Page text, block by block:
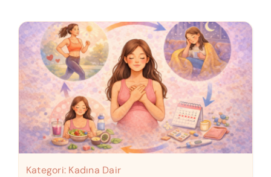
Kategori: Kadına Dair